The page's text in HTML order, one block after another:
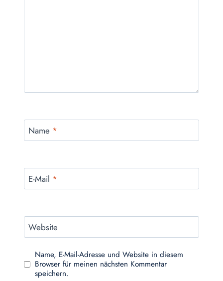
Name *
E-Mail *
Website
Name, E-Mail-Adresse und Website in diesem
Browser für meinen nächsten Kommentar
speichern.